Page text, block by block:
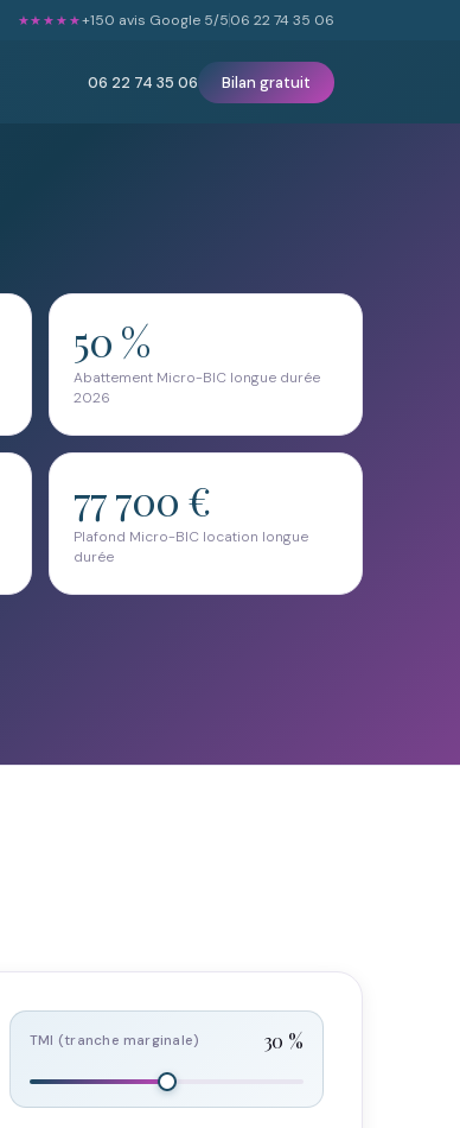
★★★★★+150 avis Google 5/506 22 74 35 06
06 22 74 35 06 Bilan gratuit
50 %
Abattement Micro-BIC longue durée
2026
77 700 €
Plafond Micro-BIC location longue
durée
TMI (tranche marginale) 30 %